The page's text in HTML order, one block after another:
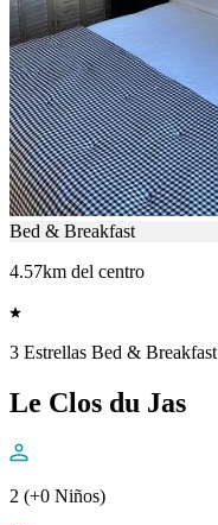
Bed & Breakfast
4.57km del centro
3 Estrellas Bed & Breakfast
Le Clos du Jas
2 (+0 Niños)